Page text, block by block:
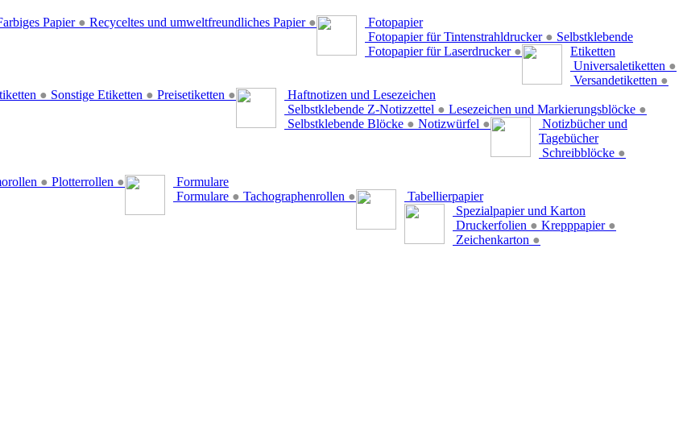
Papier ● Recyceltes und umweltfreundliches Papier ●
Fotopapier
Fotopapier für Tintenstrahldrucker ●
Fotopapier für Laserdrucker ●
Selbstklebende
Etiketten
Universaletiketten ●
Versandetiketten ●
● Sonstige Etiketten ● Preisetiketten ●
Haftnotizen und Lesezeichen
Selbstklebende Z-Notizzettel ● Lesezeichen und Markierungsblöcke ●
Selbstklebende Blöcke ● Notizwürfel ●
Notizbücher und
Tagebücher
Schreibblöcke ●
● Plotterrollen ●
Formulare
Formulare ● Tachographenrollen ●
Tabellierpapier
Spezialpapier und Karton
Druckerfolien ● Krepppapier ●
Zeichenkarton ●